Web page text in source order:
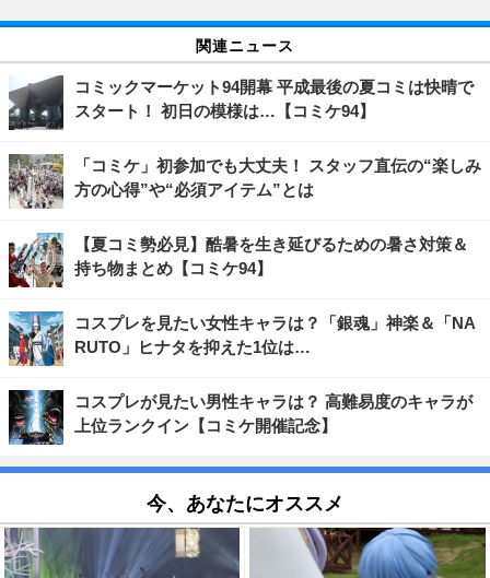
関連ニュース
コミックマーケット94開幕 平成最後の夏コミは快晴で
スタート！ 初日の模様は…【コミケ94】
「コミケ」初参加でも大丈夫！ スタッフ直伝の“楽しみ
方の心得”や“必須アイテム”とは
【夏コミ勢必見】酷暑を生き延びるための暑さ対策＆
持ち物まとめ【コミケ94】
コスプレを見たい女性キャラは？「銀魂」神楽＆「NA
RUTO」ヒナタを抑えた1位は…
コスプレが見たい男性キャラは？ 高難易度のキャラが
上位ランクイン【コミケ開催記念】
今、あなたにオススメ